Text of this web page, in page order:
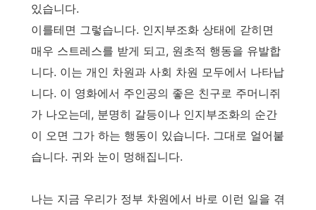
있습니다.
이를테면 그렇습니다. 인지부조화 상태에 갇히면
매우 스트레스를 받게 되고, 원초적 행동을 유발합
니다. 이는 개인 차원과 사회 차원 모두에서 나타납
니다. 이 영화에서 주인공의 좋은 친구로 주머니쥐
가 나오는데, 분명히 갈등이나 인지부조화의 순간
이 오면 그가 하는 행동이 있습니다. 그대로 얼어붙
습니다. 귀와 눈이 멍해집니다.
나는 지금 우리가 정부 차원에서 바로 이런 일을 겪